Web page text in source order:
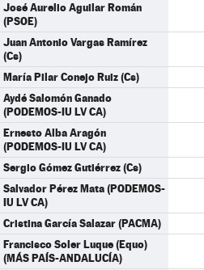
José Aurelio Aguilar Román
(PSOE)
Juan Antonio Vargas Ramírez
(Cs)
María Pilar Conejo Ruiz (Cs)
Aydé Salomón Ganado
(PODEMOS-IU LV CA)
Ernesto Alba Aragón
(PODEMOS-IU LV CA)
Sergio Gómez Gutiérrez (Cs)
Salvador Pérez Mata (PODEMOS-
IU LV CA)
Cristina García Salazar (PACMA)
Francisco Soler Luque (Equo)
(MÁS PAÍS-ANDALUCÍA)